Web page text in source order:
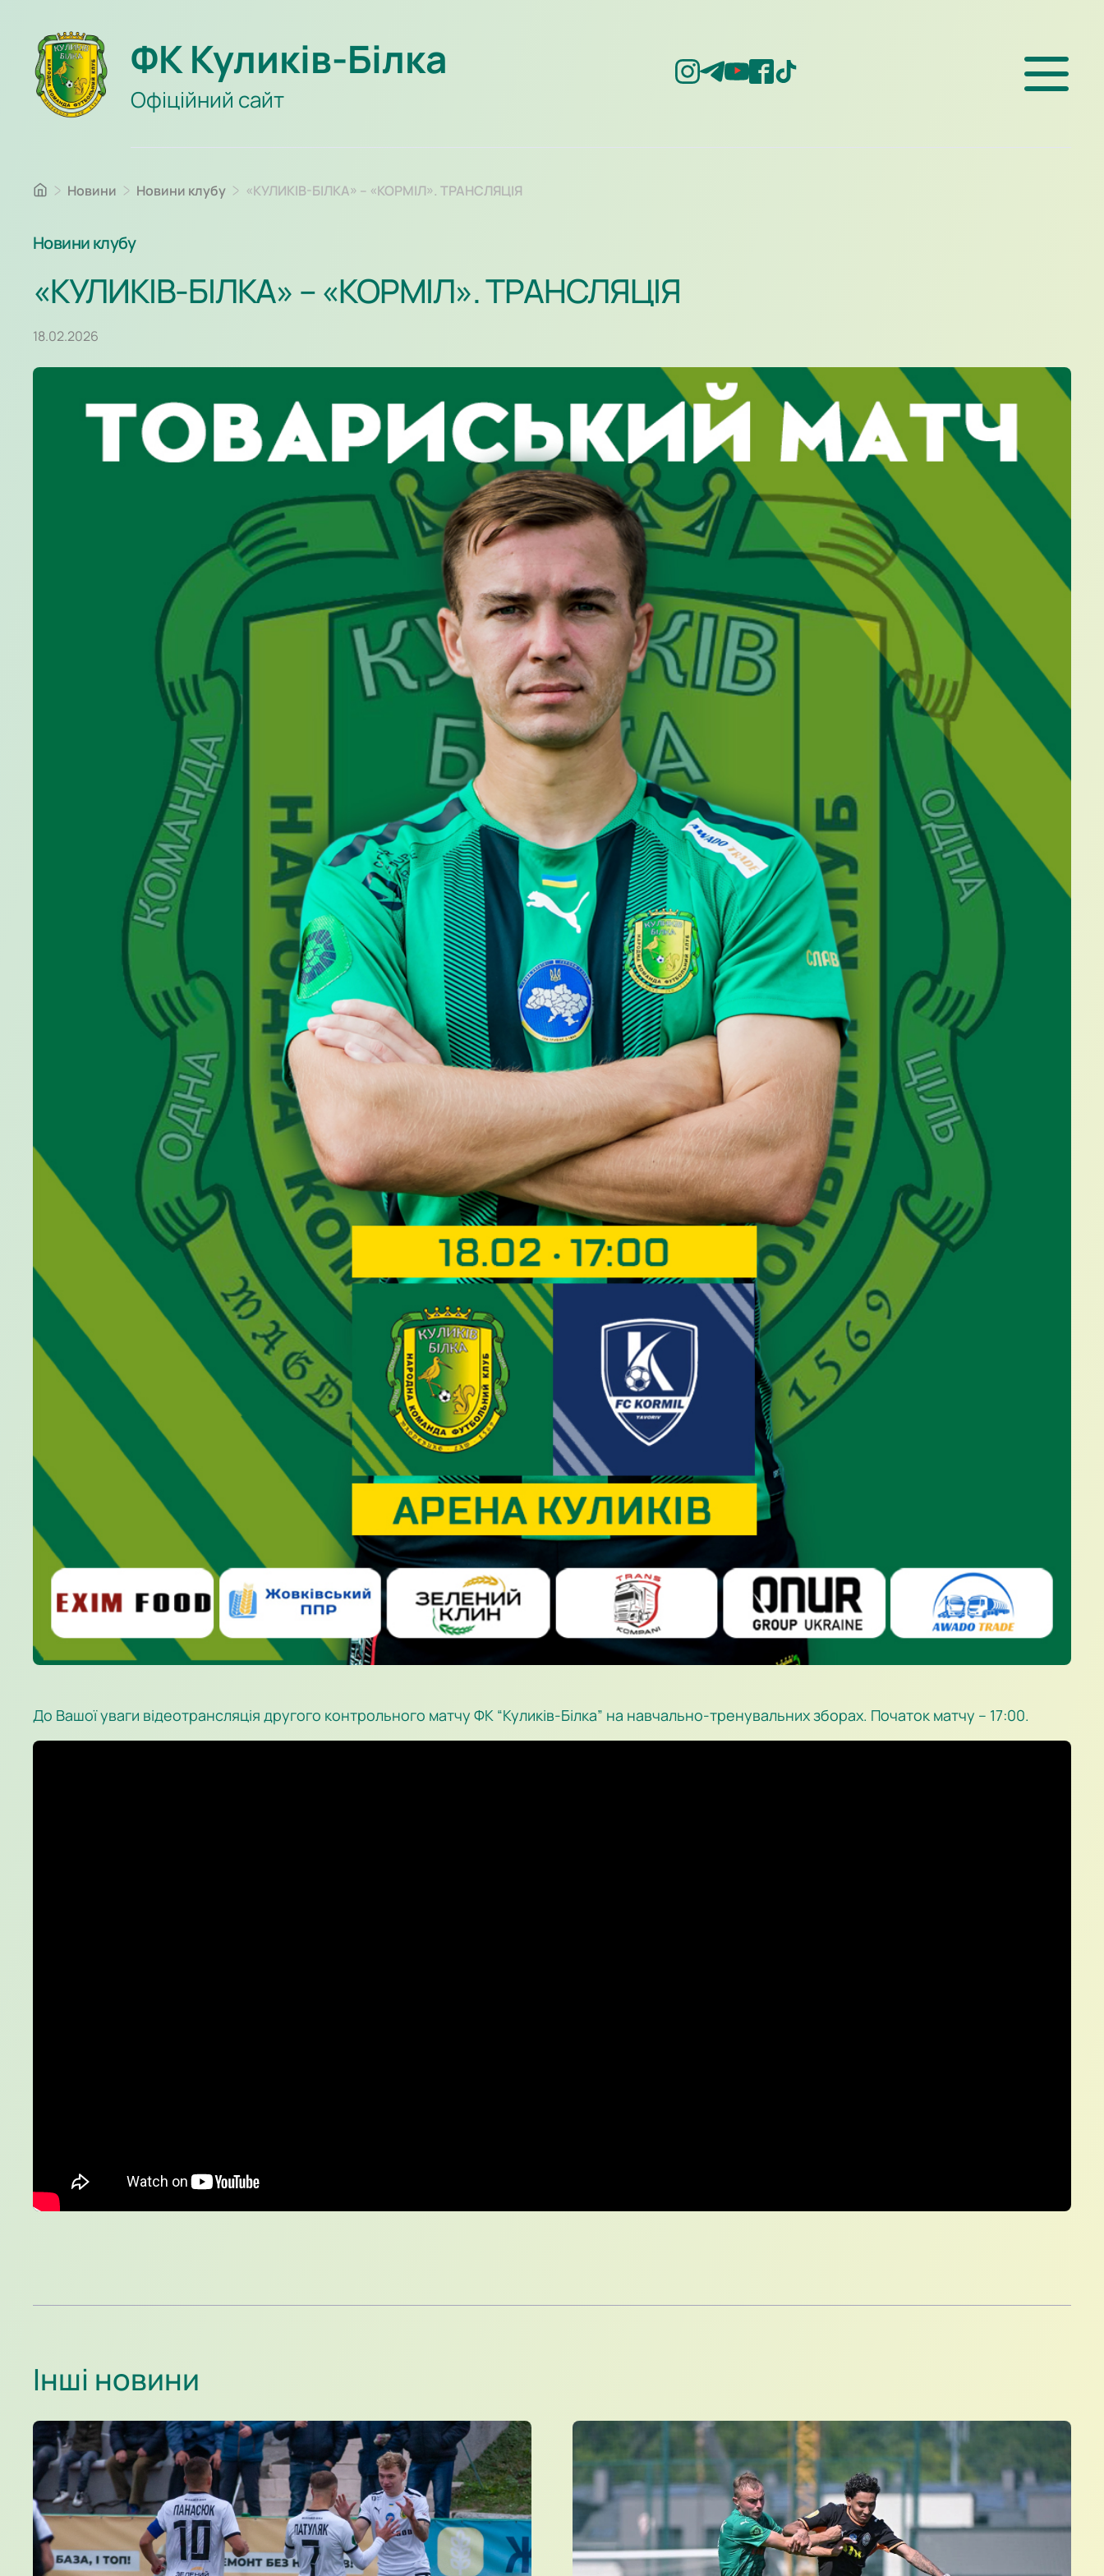
ФК Куликів-Білка
Офіційний сайт
Новини Новини клубу «КУЛИКІВ-БІЛКА» – «КОРМІЛ». ТРАНСЛЯЦІЯ
Новини клубу
«КУЛИКІВ-БІЛКА» – «КОРМІЛ». ТРАНСЛЯЦІЯ
18.02.2026
До Вашої уваги відеотрансляція другого контрольного матчу ФК “Куликів-Білка” на навчально-тренувальних зборах. Початок матчу – 17:00.
Інші новини